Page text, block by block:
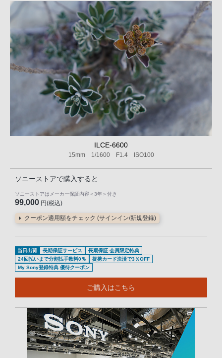
ILCE-6600
15mm 1/1600 F1.4 ISO100
ソニーストアで購入すると
ソニーストアはメーカー保証内容 ＜3年＞ 付き
99,000 円(税込)
クーポン適用額をチェック (サインイン/新規登録)
当日出荷 長期保証サービス
長期保証 会員限定特典
24回払いまで分割払手数料0％
提携カード決済で3％OFF
My Sony登録特典 優待クーポン
ご購入はこちら